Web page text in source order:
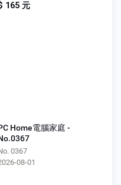
165 元
Home電腦家庭 -
0367
08-01